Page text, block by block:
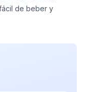
de beber y